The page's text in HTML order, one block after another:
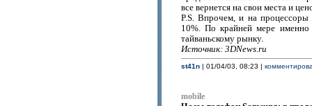
все вернется на свои места и
P.S. Впрочем, и на
10%. По крайней мере именно
тайваньскому рынку.
Источник: 3DNews.ru
st41n| 01/04/03, 08:23 |
mobile